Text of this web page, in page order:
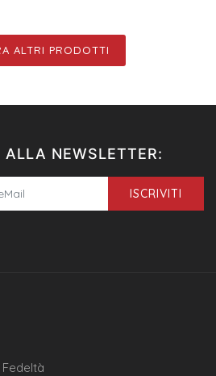
ALTRI PRODOTTI
ALLA NEWSLETTER:
ISCRIVITI